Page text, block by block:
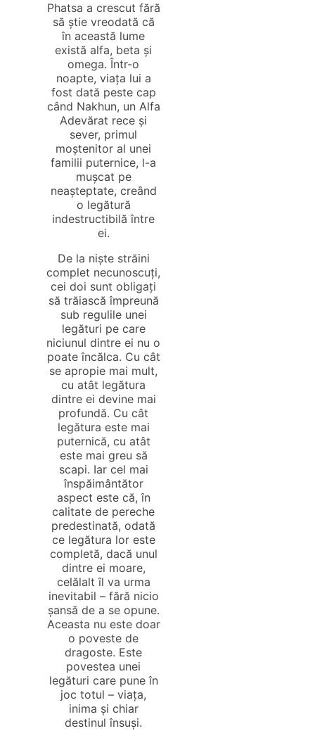
Phatsa a crescut fără
să știe vreodată că
în această lume
există alfa, beta și
omega. Într-o
noapte, viața lui a
fost dată peste cap
când Nakhun, un Alfa
Adevărat rece și
sever, primul
moștenitor al unei
familii puternice, l-a
mușcat pe
neașteptate, creând
o legătură
indestructibilă între
ei.
De la niște străini
complet necunoscuți,
cei doi sunt obligați
să trăiască împreună
sub regulile unei
legături pe care
niciunul dintre ei nu o
poate încălca. Cu cât
se apropie mai mult,
cu atât legătura
dintre ei devine mai
profundă. Cu cât
legătura este mai
puternică, cu atât
este mai greu să
scapi. Iar cel mai
înspăimântător
aspect este că, în
calitate de pereche
predestinată, odată
ce legătura lor este
completă, dacă unul
dintre ei moare,
celălalt îl va urma
inevitabil – fără nicio
șansă de a se opune.
Aceasta nu este doar
o poveste de
dragoste. Este
povestea unei
legături care pune în
joc totul – viața,
inima și chiar
destinul însuși.